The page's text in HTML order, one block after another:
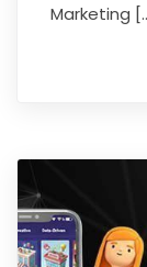
Marketing